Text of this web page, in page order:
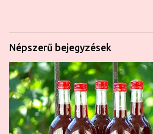
Népszerű bejegyzések